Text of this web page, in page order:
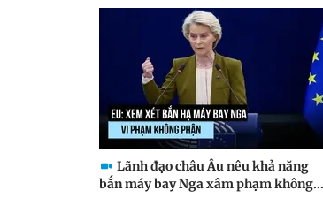
Lãnh đạo châu Âu nêu khả năng
bắn máy bay Nga xâm phạm không...